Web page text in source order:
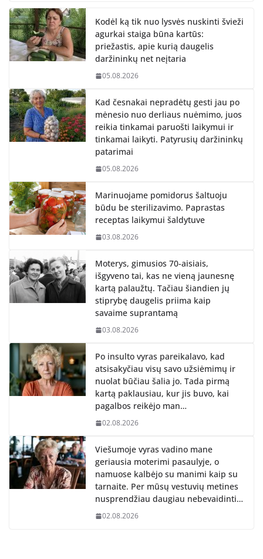
Kodėl ką tik nuo lysvės nuskinti švieži
agurkai staiga būna kartūs:
priežastis, apie kurią daugelis
daržininkų net neįtaria
05.08.2026
Kad česnakai nepradėtų gesti jau po
mėnesio nuo derliaus nuėmimo, juos
reikia tinkamai paruošti laikymui ir
tinkamai laikyti. Patyrusių daržininkų
patarimai
05.08.2026
Marinuojame pomidorus šaltuoju
būdu be sterilizavimo. Paprastas
receptas laikymui šaldytuve
03.08.2026
Moterys, gimusios 70-aisiais,
išgyveno tai, kas ne vieną jaunesnę
kartą palaužtų. Tačiau šiandien jų
stiprybę daugelis priima kaip
savaime suprantamą
03.08.2026
Po insulto vyras pareikalavo, kad
atsisakyčiau visų savo užsiėmimų ir
nuolat būčiau šalia jo. Tada pirmą
kartą paklausiau, kur jis buvo, kai
pagalbos reikėjo man…
02.08.2026
Viešumoje vyras vadino mane
geriausia moterimi pasaulyje, o
namuose kalbėjo su manimi kaip su
tarnaite. Per mūsų vestuvių metines
nusprendžiau daugiau nebevaidinti…
02.08.2026